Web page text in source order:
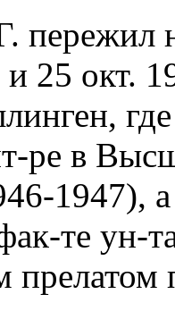
пережил
25 окт.
ре в
1947),
те ун-